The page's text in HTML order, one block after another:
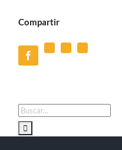
Compartir
Facebook
X PinterestCorreo
Buscar: